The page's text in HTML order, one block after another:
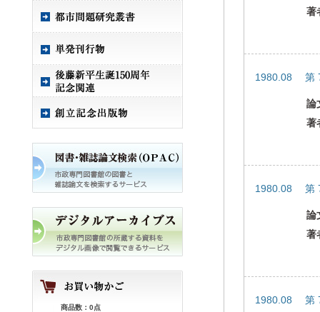
商品数：0点
著
1980.08 第
論
著
1980.08 第
論
著
1980.08 第